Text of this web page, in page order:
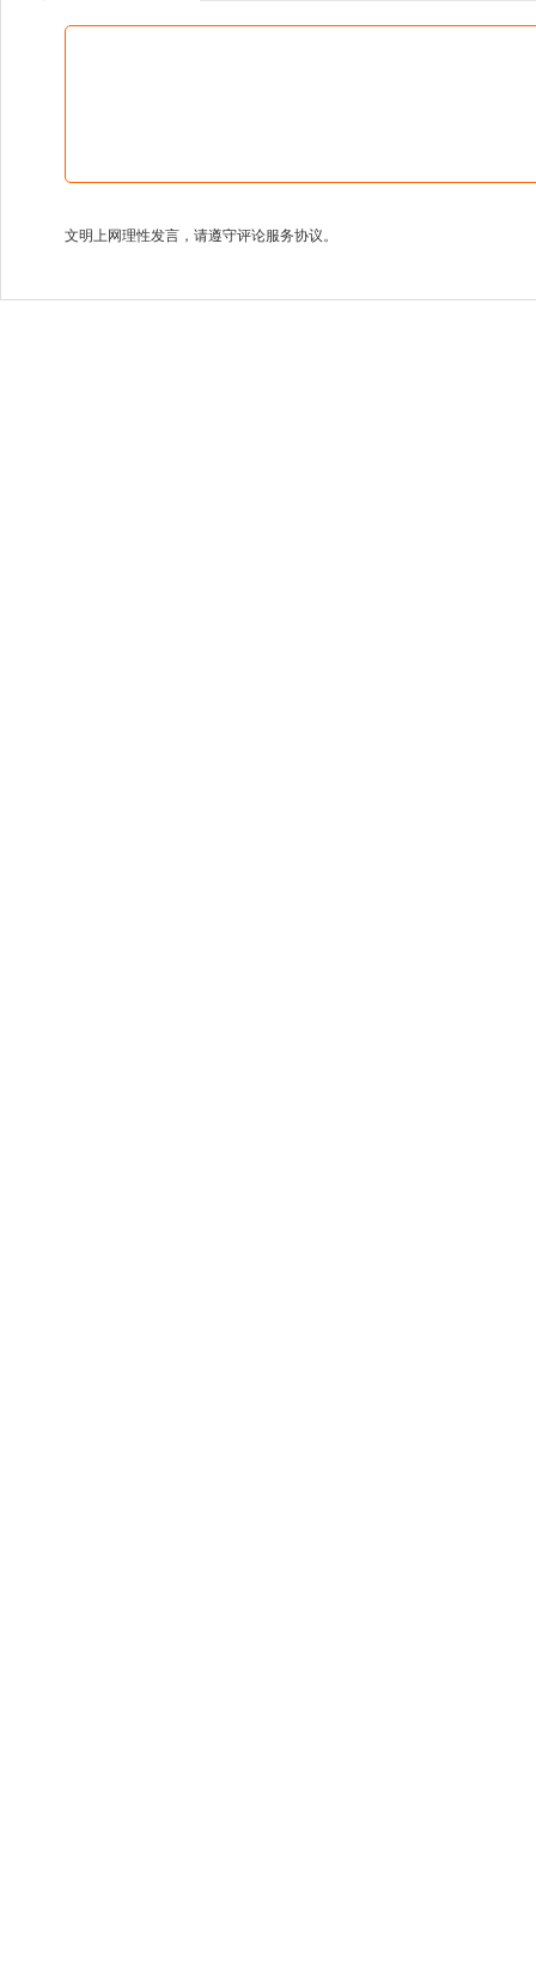
文明上网理性发言，请遵守评论服务协议。